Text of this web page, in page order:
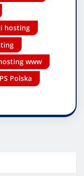
hosting
www
Polska